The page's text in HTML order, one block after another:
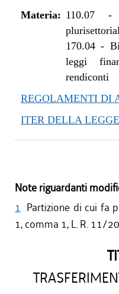
Materia: 110.07-
170.04-
leggi
rendiconti
REGOLAMENTI DI
ITER DELLA LEGGE
Note riguardanti
1 Partizione di cui fa
1, comma 1, L. R. 11/